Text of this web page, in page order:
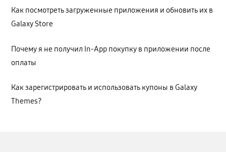
Как посмотреть загруженные приложения и обновить их в
Galaxy Store
Почему я не получил In-App покупку в приложении после
оплаты
Как зарегистрировать и использовать купоны в Galaxy
Themes?